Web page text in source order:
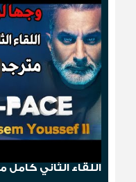
اللقاء الثاني